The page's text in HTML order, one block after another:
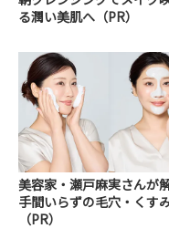
る潤い美肌へ（PR）
美容家・瀬戸麻実さんが
手間いらずの毛穴・くす
（PR）